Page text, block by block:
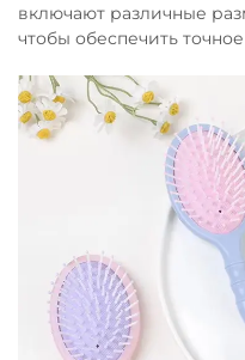
включают различные
чтобы обеспечить